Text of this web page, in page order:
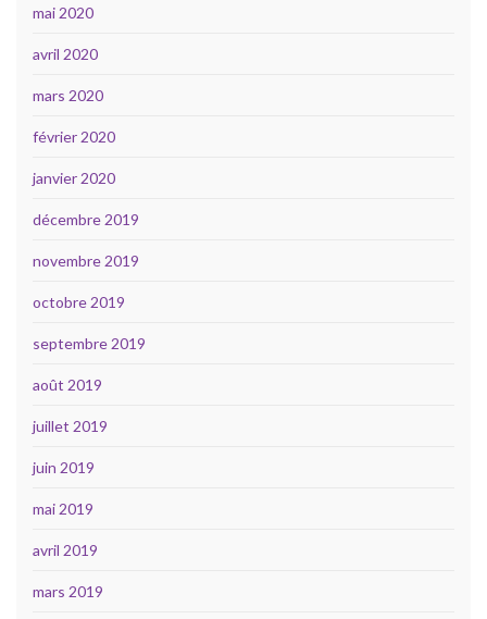
mai 2020
avril 2020
mars 2020
février 2020
janvier 2020
décembre 2019
novembre 2019
octobre 2019
septembre 2019
août 2019
juillet 2019
juin 2019
mai 2019
avril 2019
mars 2019